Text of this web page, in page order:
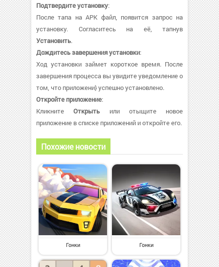
Подтвердите установку:
После тапа на APK файл, появится запрос на
установку. Согласитесь на её, тапнув
Установить.
Дождитесь завершения установки:
Ход установки займет короткое время. После
завершения процесса вы увидите уведомление о
том, что приложени} успешно установлено.
Откройте приложение:
КликнитеОткрыть или отыщите новое
приложение в списке приложений и откройте его.
Похожие новости
Гонки Гонки